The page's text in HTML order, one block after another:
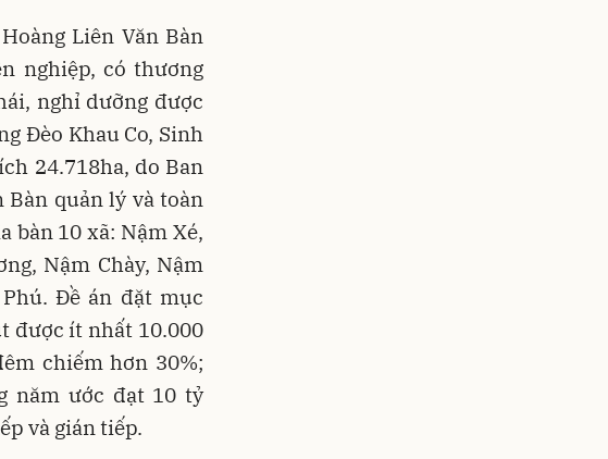
Liên Văn Bàn
nghiệp, có thương
nghỉ dưỡng được
Đèo Khau Co, Sinh
24.718ha, do Ban
Bàn quản lý và toàn
bàn 10 xã: Nậm Xé,
Nậm Chày, Nậm
Đề án đặt mục
được ít nhất 10.000
chiếm hơn 30%;
năm ước đạt 10 tỷ
và gián tiếp.